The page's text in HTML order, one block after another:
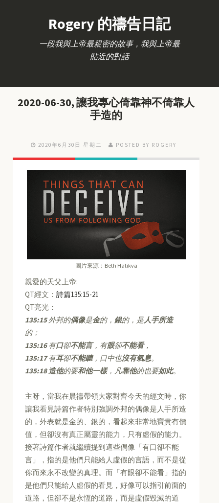
Rogery 的禱告日記
一段我與上帝最親密的故事，我與上帝最
貼近的對話
2020-06-30, 讓我專心倚靠神不倚靠人
手造的
2020年6月30日 星期二 POSTED BY ROGERY
圖片來源：Beth Hatikva
親愛的天父上帝:
QT經文：詩篇135:15-21
QT亮光：
135:15外邦的偶像是金的， 銀的，是人手所造
的；
135:16有口卻不能言，有眼卻不能看，
135:17有耳卻不能聽，口中也沒有氣息。
135:18造他的要和他一樣，凡靠他的也要如此。
主呀，當我在晨禱帶領大家對齊今天的經文時，你
讓我看見詩篇作者特別強調外邦的偶像是人手所造
的，外表就是金的、銀的，看起來非常地寶貴有價
值，但卻沒有真正屬靈的能力，只有虛假的能力。
接著詩篇作者就繼續提到這些偶像「有口卻不能
言」，指的是他們只能給人虛假的言語，而不是從
你而來永不改變的真理。而「有眼卻不能看」指的
是他們只能給人虛假的看見，好像可以指引前面的
道路，但卻不是永恆的道路，而是虛假毀滅的道